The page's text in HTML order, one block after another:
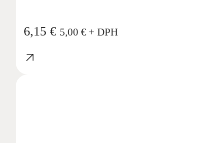
6,15 € 5,00 € + DPH